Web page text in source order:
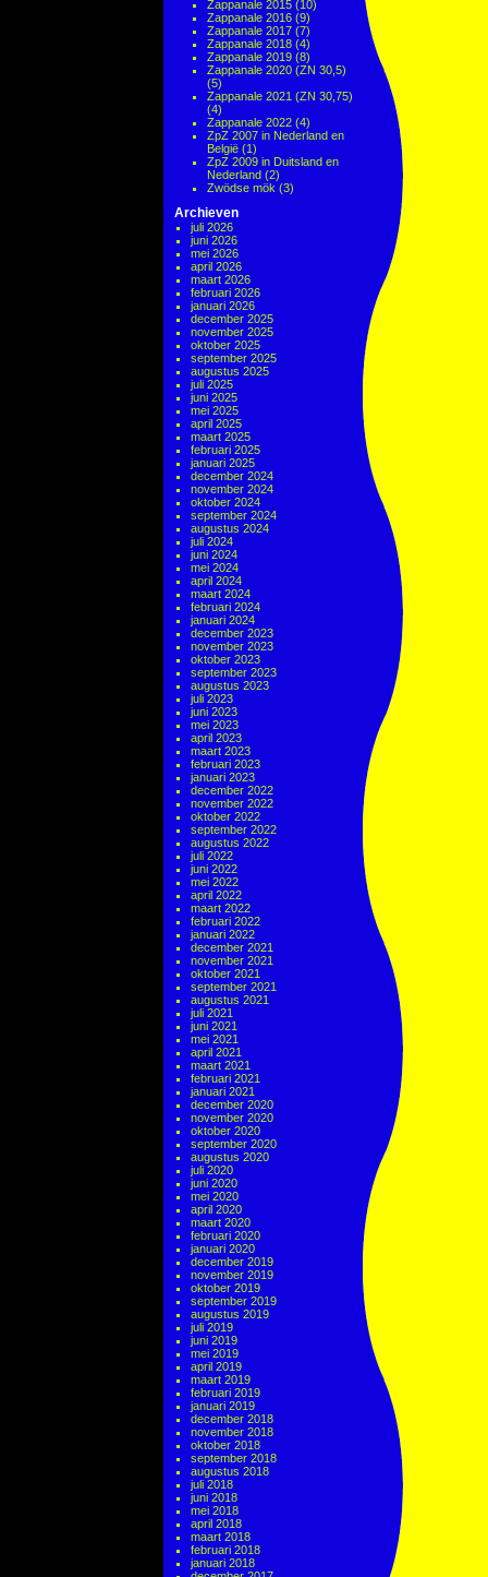
Zappanale 2015 (10)
Zappanale 2016 (9)
Zappanale 2017 (7)
Zappanale 2018 (4)
Zappanale 2019 (8)
Zappanale 2020 (ZN 30,5)
(5)
Zappanale 2021 (ZN 30,75)
(4)
Zappanale 2022 (4)
ZpZ 2007 in Nederland en
België (1)
ZpZ 2009 in Duitsland en
Nederland (2)
Zwödse mök (3)
Archieven
juli 2026
juni 2026
mei 2026
april 2026
maart 2026
februari 2026
januari 2026
december 2025
november 2025
oktober 2025
september 2025
augustus 2025
juli 2025
juni 2025
mei 2025
april 2025
maart 2025
februari 2025
januari 2025
december 2024
november 2024
oktober 2024
september 2024
augustus 2024
juli 2024
juni 2024
mei 2024
april 2024
maart 2024
februari 2024
januari 2024
december 2023
november 2023
oktober 2023
september 2023
augustus 2023
juli 2023
juni 2023
mei 2023
april 2023
maart 2023
februari 2023
januari 2023
december 2022
november 2022
oktober 2022
september 2022
augustus 2022
juli 2022
juni 2022
mei 2022
april 2022
maart 2022
februari 2022
januari 2022
december 2021
november 2021
oktober 2021
september 2021
augustus 2021
juli 2021
juni 2021
mei 2021
april 2021
maart 2021
februari 2021
januari 2021
december 2020
november 2020
oktober 2020
september 2020
augustus 2020
juli 2020
juni 2020
mei 2020
april 2020
maart 2020
februari 2020
januari 2020
december 2019
november 2019
oktober 2019
september 2019
augustus 2019
juli 2019
juni 2019
mei 2019
april 2019
maart 2019
februari 2019
januari 2019
december 2018
november 2018
oktober 2018
september 2018
augustus 2018
juli 2018
juni 2018
mei 2018
april 2018
maart 2018
februari 2018
januari 2018